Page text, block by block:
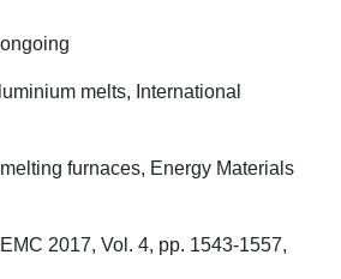
melts, International
furnaces, Energy Materials
2017, Vol. 4, pp. 1543-1557,